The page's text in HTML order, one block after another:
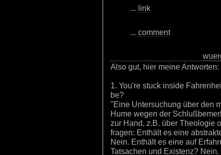
... link
... comment
Also gut, hier meine Antworten:
1. You're stuck inside
be?
"Eine Untersuchung über den
Hume wegen der
zur Hand, z.B. über Theologie
fragen: Enthält es eine
Nein. Enthält es eine auf
Tatsachen und Existenz?